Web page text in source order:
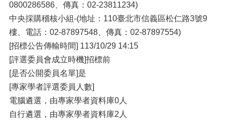
0800286586、傳真：02-23811234)
中央採購稽核小組-(地址：110臺北市信義區松仁路3號9
樓、電話：02-87897548、傳真：02-87897554)
[招標公告傳輸時間] 113/10/29 14:15
[評選委員會成立時機]招標前
[是否公開委員名單]是
[專家學者評選委員人數]
電腦遴選，由專家學者資料庫0人
自行遴選，由專家學者資料庫2人